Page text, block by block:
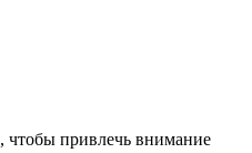
чтобы привлечь внимание